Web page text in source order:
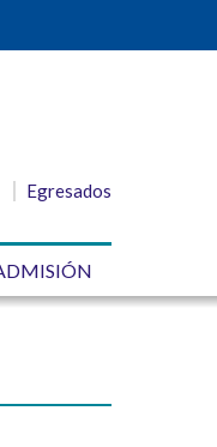
Egresados